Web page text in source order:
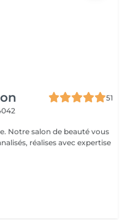
51
Notre salon de beauté vous
réalises avec expertise